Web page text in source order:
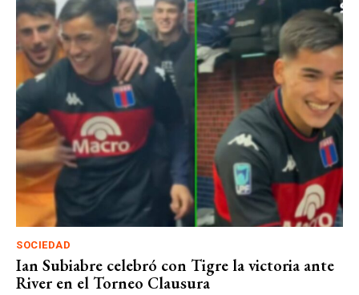
SOCIEDAD
Ian Subiabre celebró con Tigre la victoria ante
River en el Torneo Clausura